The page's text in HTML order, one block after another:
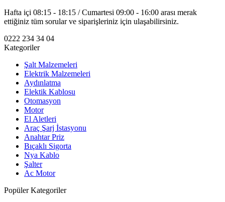
Hafta içi 08:15 - 18:15 / Cumartesi 09:00 - 16:00 arası merak
ettiğiniz tüm sorular ve siparişleriniz için ulaşabilirsiniz.
0222 234 34 04
Kategoriler
Şalt Malzemeleri
Elektrik Malzemeleri
Aydınlatma
Elektik Kablosu
Otomasyon
Motor
El Aletleri
Araç Şarj İstasyonu
Anahtar Priz
Bıçaklı Sigorta
Nya Kablo
Şalter
Ac Motor
Popüler Kategoriler